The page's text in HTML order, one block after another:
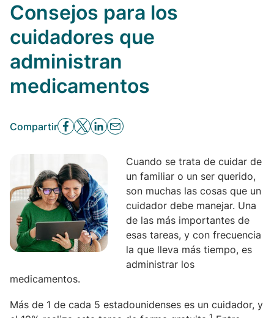
Consejos para los
cuidadores que
administran
medicamentos
Compartir
Cuando se trata de cuidar de
un familiar o un ser querido,
son muchas las cosas que un
cuidador debe manejar. Una
de las más importantes de
esas tareas, y con frecuencia
la que lleva más tiempo, es
administrar los
medicamentos.
Más de 1 de cada 5 estadounidenses es un cuidador, y